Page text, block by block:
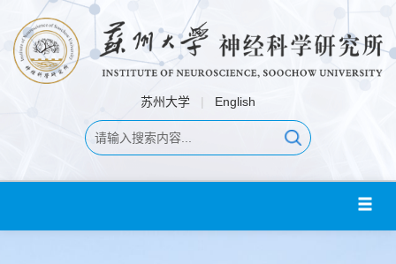
苏州大学 | English